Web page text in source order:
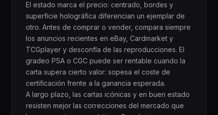
El estado marca el precio: centrado, bordes y
superficie holográfica diferencian un ejemplar de
otro. Antes de comprar o vender, compara siempre
los anuncios recientes en eBay, Cardmarket y
TCGplayer y desconfía de las reproducciones. El
gradeo PSA o CGC puede ser rentable cuando la
carta supera cierto valor: sopesa el coste de
certificación frente a la ganancia esperada.
A largo plazo, las cartas icónicas y en buen estado
resisten mejor las correcciones del mercado que